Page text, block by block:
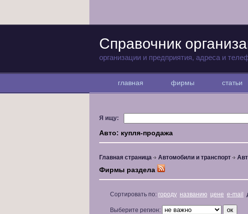
Справочник
организации и предприятия, адреса и
главная фирмы статьи
Я ищу:
Авто: купля-продажа
Главная страница Автомобили и транспорт
Фирмы раздела
Сортировать по: городу названию цене e-mail
Выберите регион: